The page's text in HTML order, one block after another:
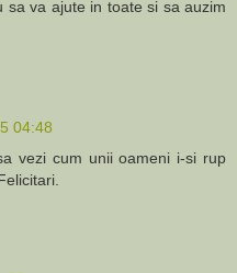
sa va ajute in toate si sa auzim
04:48
vezi cum unii oameni i-si rup